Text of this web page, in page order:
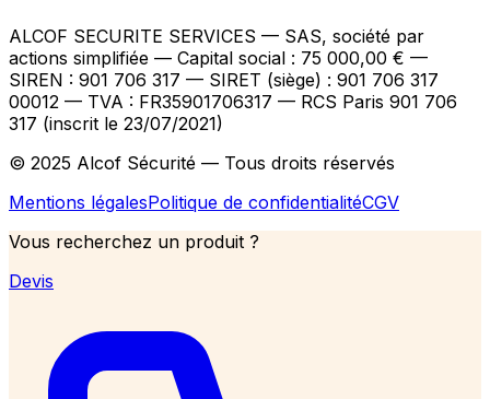
ALCOF SECURITE SERVICES — SAS, société par
actions simplifiée — Capital social : 75 000,00 € —
SIREN : 901 706 317 — SIRET (siège) : 901 706 317
00012 — TVA : FR35901706317 — RCS Paris 901 706
317 (inscrit le 23/07/2021)
© 2025 Alcof Sécurité — Tous droits réservés
Mentions légalesPolitique de confidentialitéCGV
Vous recherchez un produit ?
Devis